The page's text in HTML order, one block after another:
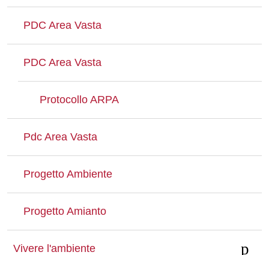
PDC Area Vasta
PDC Area Vasta
Protocollo ARPA
Pdc Area Vasta
Progetto Ambiente
Progetto Amianto
Vivere l'ambiente